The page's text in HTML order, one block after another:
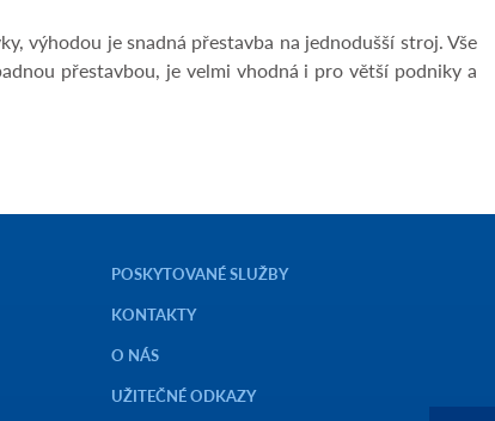
výhodou je snadná přestavba na jednodušší stroj. Vše
přestavbou, je velmi vhodná i pro větší podniky a
POSKYTOVANÉ SLUŽBY
KONTAKTY
O NÁS
UŽITEČNÉ ODKAZY